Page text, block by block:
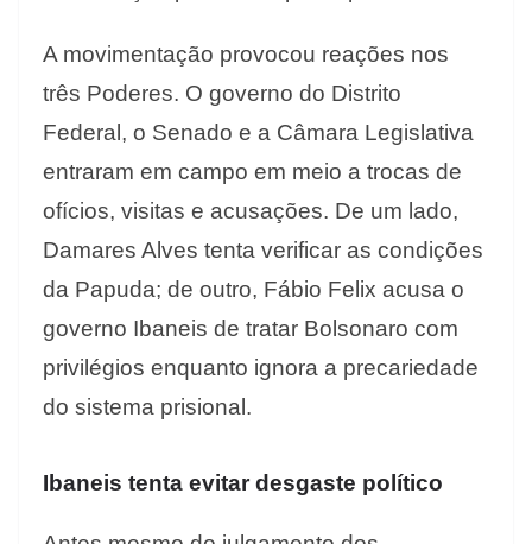
A movimentação provocou reações nos
três Poderes. O governo do Distrito
Federal, o Senado e a Câmara Legislativa
entraram em campo em meio a trocas de
ofícios, visitas e acusações. De um lado,
Damares Alves tenta verificar as condições
da Papuda; de outro, Fábio Felix acusa o
governo Ibaneis de tratar Bolsonaro com
privilégios enquanto ignora a precariedade
do sistema prisional.
Ibaneis tenta evitar desgaste político